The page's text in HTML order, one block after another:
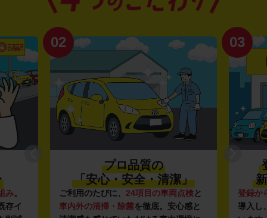
み。
存イ
02
プロ品質の
「安心・安全・清潔」
ご利用のたびに、 24項目の車両点検と
車内外の清掃・除菌を徹底。安心感と
03
登録か
導入し